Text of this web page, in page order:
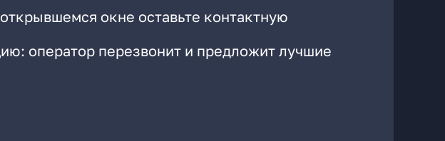
окне оставьте контактную
оператор перезвонит и предложит лучшие